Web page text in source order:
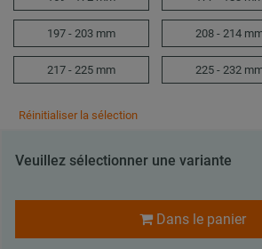
197 - 203 mm 208 - 214
217 - 225 mm 225 - 232
Réinitialiser la sélection
Veuillez sélectionner une variante
Dans le panier